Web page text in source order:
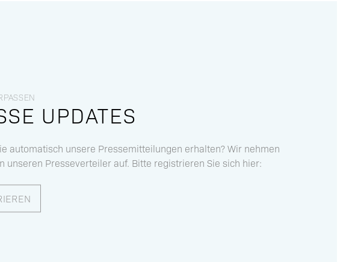
UPDATES
automatisch unsere Pressemitteilungen erhalten? Wir nehmen
unseren Presseverteiler auf. Bitte registrieren Sie sich hier: